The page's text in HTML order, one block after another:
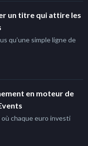
un titre qui attire les
qu’une simple ligne de
en moteur de
chaque euro investi